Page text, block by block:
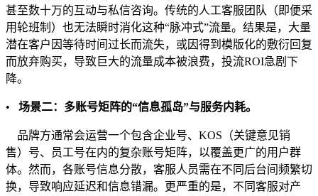
甚至数十万的互动与私信咨询。传统的人工客服团队（即便采
用轮班制）也无法瞬时消化这种“脉冲式”流量。结果是，大量
潜在客户因等待时间过长而流失，或因得到模版化的敷衍回复
而放弃购买，导致巨大的流量成本被浪费，投流ROI急剧下
降。
• 场景二：多账号矩阵的“信息孤岛”与服务内耗。
品牌方通常会运营一个包含企业号、KOS（关键意见销
售）号、员工号在内的复杂账号矩阵，以覆盖更广的用户群
体。然而，各账号信息分散，客服人员需在不同后台间频繁切
换，导致响应延迟和信息错漏。更严重的是，不同客服对产